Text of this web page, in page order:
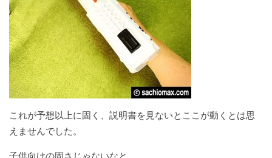
これが予想以上に固く、説明書を見ないとここが動くとは思
えませんでした。
子供向けの固さじゃないなと。